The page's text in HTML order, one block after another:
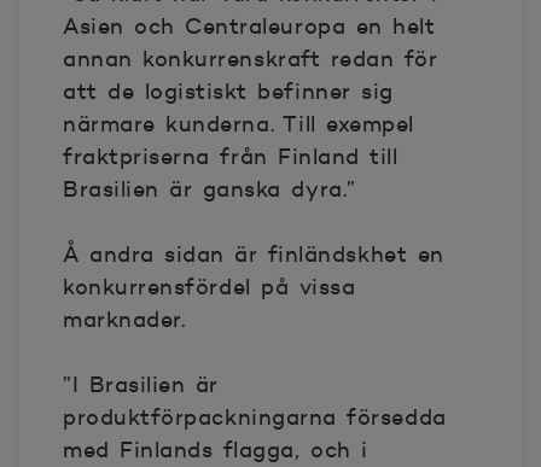
Asien och Centraleuropa en helt
annan konkurrenskraft redan för
att de logistiskt befinner sig
närmare kunderna. Till exempel
fraktpriserna från Finland till
Brasilien är ganska dyra.”
Å andra sidan är finländskhet en
konkurrensfördel på vissa
marknader.
”I Brasilien är
produktförpackningarna försedda
med Finlands flagga, och i